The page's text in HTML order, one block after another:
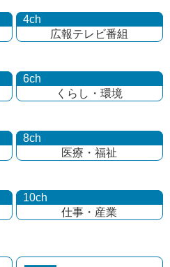
4ch
広報テレビ番組
6ch
くらし・環境
8ch
医療・福祉
10ch
仕事・産業